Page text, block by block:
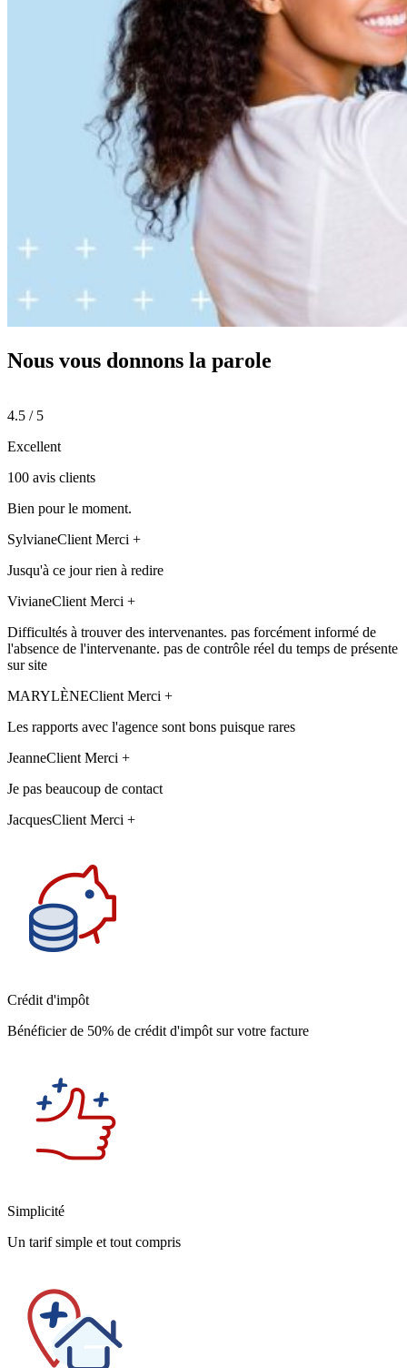
Nous vous donnons la parole
4.5 / 5
Excellent
100 avis clients
Bien pour le moment.
SylvianeClient Merci +
Jusqu'à ce jour rien à redire
VivianeClient Merci +
Difficultés à trouver des intervenantes. pas forcément informé de
l'absence de l'intervenante. pas de contrôle réel du temps de présente
sur site
MARYLÈNEClient Merci +
Les rapports avec l'agence sont bons puisque rares
JeanneClient Merci +
Je pas beaucoup de contact
JacquesClient Merci +
Crédit d'impôt
Bénéficier de 50% de crédit d'impôt sur votre facture
Simplicité
Un tarif simple et tout compris